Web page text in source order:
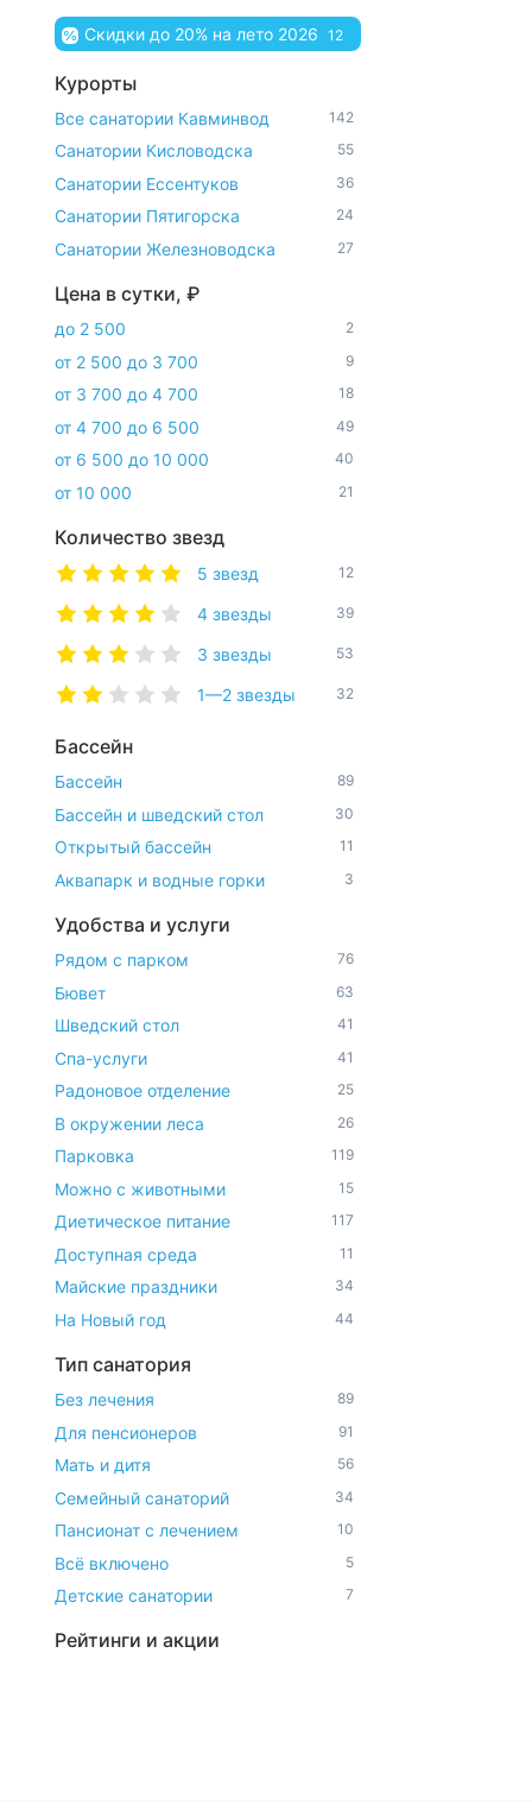
Скидки до 20% на лето 2026 12
Курорты
Все санатории Кавминвод 142
Санатории Кисловодска 55
Санатории Ессентуков 36
Санатории Пятигорска 24
Санатории Железноводска 27
Цена в сутки, ₽
до 2 500 2
от 2 500 до 3 700 9
от 3 700 до 4 700 18
от 4 700 до 6 500 49
от 6 500 до 10 000 40
от 10 000 21
Количество звезд
5 звезд 12
4 звезды 39
3 звезды 53
1—2 звезды 32
Бассейн
Бассейн 89
Бассейн и шведский стол 30
Открытый бассейн 11
Аквапарк и водные горки 3
Удобства и услуги
Рядом с парком 76
Бювет 63
Шведский стол 41
Спа-услуги 41
Радоновое отделение 25
В окружении леса 26
Парковка 119
Можно с животными 15
Диетическое питание 117
Доступная среда 11
Майские праздники 34
На Новый год 44
Тип санатория
Без лечения 89
Для пенсионеров 91
Мать и дитя 56
Семейный санаторий 34
Пансионат с лечением 10
Всё включено 5
Детские санатории 7
Рейтинги и акции